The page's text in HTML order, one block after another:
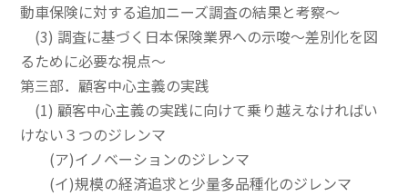
動車保険に対する追加ニーズ調査の結果と考察〜
(3) 調査に基づく日本保険業界への示唆〜差別化を図
るために必要な視点〜
第三部．顧客中心主義の実践
(1) 顧客中心主義の実践に向けて乗り越えなければい
けない３つのジレンマ
(ア)イノベーションのジレンマ
(イ)規模の経済追求と少量多品種化のジレンマ